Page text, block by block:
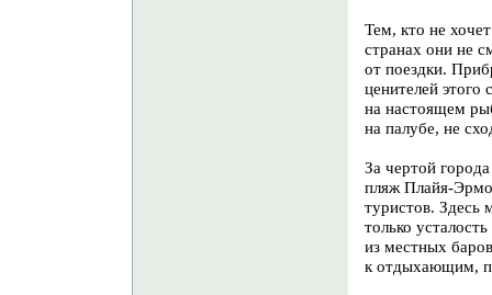
Тем, кто не
странах они не
от поездки.
ценителей
на настоящем
на палубе, не
За чертой
пляж Плайя-
туристов. Здесь
только
из местных
к отдыхающим,